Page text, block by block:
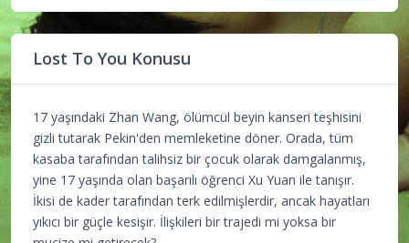
Lost To You Konusu
17 yaşındaki Zhan Wang, ölümcül beyin kanseri teşhisini
gizli tutarak Pekin'den memleketine döner. Orada, tüm
kasaba tarafından talihsiz bir çocuk olarak damgalanmış,
yine 17 yaşında olan başarılı öğrenci Xu Yuan ile tanışır.
İkisi de kader tarafından terk edilmişlerdir, ancak hayatları
yıkıcı bir güçle kesişir. İlişkileri bir trajedi mi yoksa bir